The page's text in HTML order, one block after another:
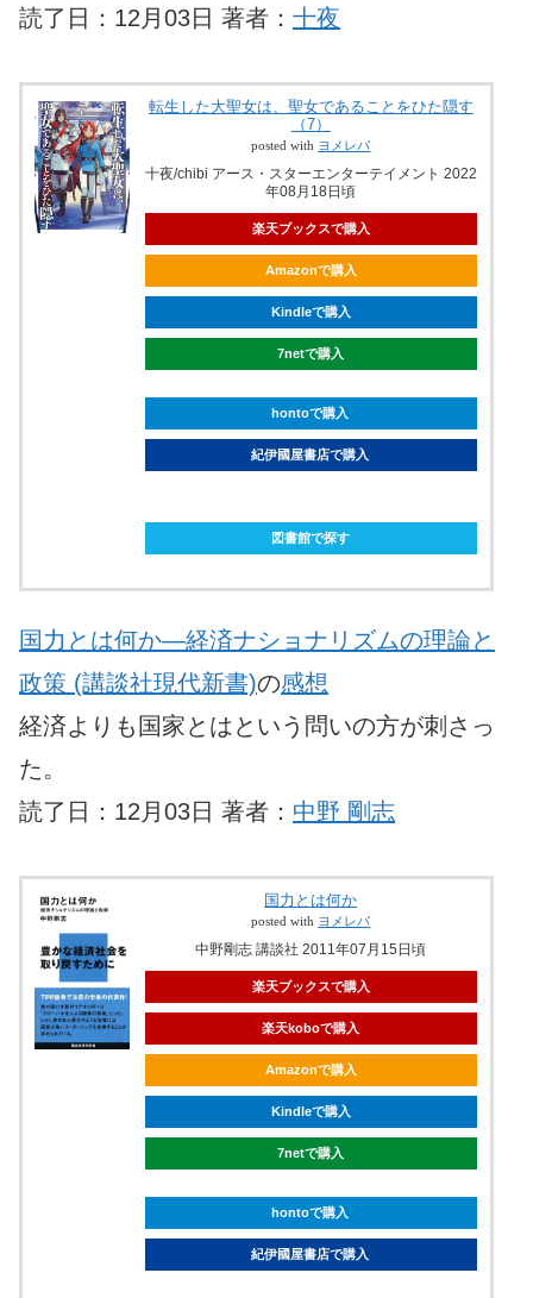
読了日：12月03日 著者： 十夜
転生した大聖女は、聖女であることをひた隠す
（7）
posted with ヨメレバ
十夜/chibi アース・スターエンターテイメント 2022
年08月18日頃
楽天ブックスで購入
Amazonで購入
Kindleで購入
7netで購入
hontoで購入
紀伊國屋書店で購入
図書館で探す
国力とは何か―経済ナショナリズムの理論と
政策 (講談社現代新書)の感想
経済よりも国家とはという問いの方が刺さっ
た。
読了日：12月03日 著者： 中野 剛志
国力とは何か
posted with ヨメレバ
中野剛志 講談社 2011年07月15日頃
楽天ブックスで購入
楽天koboで購入
Amazonで購入
Kindleで購入
7netで購入
hontoで購入
紀伊國屋書店で購入